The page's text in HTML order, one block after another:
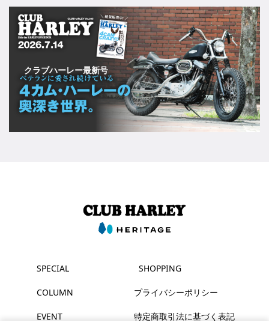
クラブハーレー最新号
SPECIAL
COLUMN
EVENT
SHOPPING
プライバシーポリシー
特定商取引法に基づく表記